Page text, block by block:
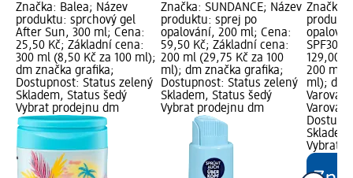
Značka: Balea; Název
produktu: sprchový gel
After Sun, 300 ml; Cena:
25,50 Kč; Základní cena:
300 ml (8,50 Kč za 100 ml);
dm značka grafika;
Dostupnost: Status zelený
Skladem, Status šedý
Vybrat prodejnu dm
Značka: SUNDANCE; Název
produktu: sprej po
opalování, 200 ml; Cena:
59,50 Kč; Základní cena:
200 ml (29,75 Kč za 100
ml); dm značka grafika;
Dostupnost: Status zelený
Skladem, Status šedý
Vybrat prodejnu dm
Značka:
SPF30,
129,00
200 ml
ml); dm
Vybrat